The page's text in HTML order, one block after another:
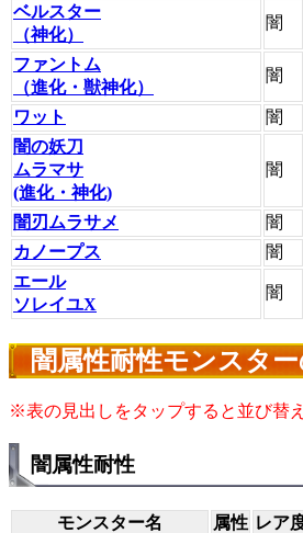
ベルスター
（神化）
闇
ファントム
（進化・獣神化）
闇
ワット 闇
闇の妖刀
ムラマサ
(進化・神化)
闇
闇刃ムラサメ 闇
カノープス
闇
エール
ソレイユX
闇
闇属性耐性モンスタ
※表の見出しをタップすると並び替
闇属性耐性
モンスター名 属性 レア